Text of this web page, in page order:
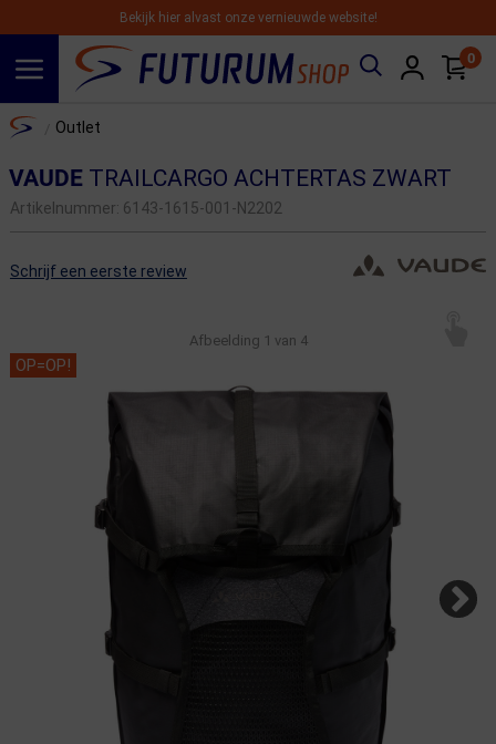
Bekijk hier alvast onze vernieuwde website!
0
Home Outlet
VAUDETRAILCARGO ACHTERTAS ZWART
Artikelnummer: 6143-1615-001-N2202
Schrijf een eerste review
Afbeelding 1 van 4
OP=OP!